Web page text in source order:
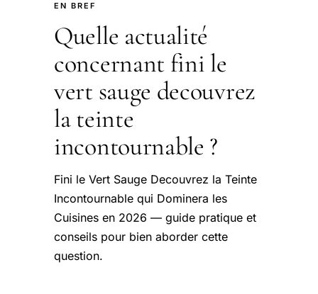
EN BREF
Quelle actualité
concernant fini le
vert sauge decouvrez
la teinte
incontournable ?
Fini le Vert Sauge Decouvrez la Teinte
Incontournable qui Dominera les
Cuisines en 2026 — guide pratique et
conseils pour bien aborder cette
question.